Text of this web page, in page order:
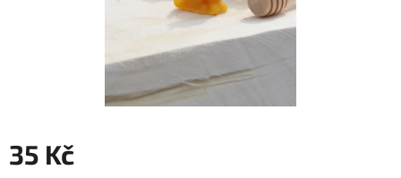
35 Kč